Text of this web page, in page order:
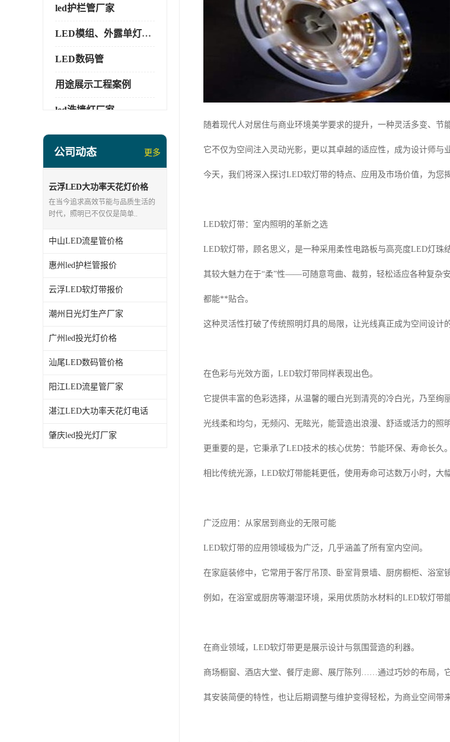
led护栏管厂家
LED模组、外露单灯系列
LED数码管
用途展示工程案例
led洗墙灯厂家
led投光灯厂家
LED流星管系列
led点光源厂家
公司动态 更多
云浮LED大功率天花灯价格
在当今追求高效节能与品质生活的
时代，照明已不仅仅是简单..
中山LED流星管价格
惠州led护栏管报价
云浮LED软灯带报价
潮州日光灯生产厂家
广州led投光灯价格
汕尾LED数码管价格
阳江LED流星管厂家
湛江LED大功率天花灯电话
肇庆led投光灯厂家
随着现代人对居住与商业环境美学要求的提升，一种灵活多变、
它不仅为空间注入灵动光影，更以其卓越的适应性，成为设计师与
今天，我们将深入探讨LED软灯带的特点、应用及市场价值，为您
LED软灯带：室内照明的革新之选
LED软灯带，顾名思义，是一种采用柔性电路板与高亮度LED灯珠
其较大魅力在于“柔”性——可随意弯曲、裁剪，轻松适应各种复杂
都能**贴合。
这种灵活性打破了传统照明灯具的局限，让光线真正成为空间设计
在色彩与光效方面，LED软灯带同样表现出色。
它提供丰富的色彩选择，从温馨的暖白光到清亮的冷白光，乃至绚
光线柔和均匀，无频闪、无眩光，能营造出浪漫、舒适或活力的照
更重要的是，它秉承了LED技术的核心优势：节能环保、寿命长久。
相比传统光源，LED软灯带能耗更低，使用寿命可达数万小时，大
广泛应用：从家居到商业的无限可能
LED软灯带的应用领域极为广泛，几乎涵盖了所有室内空间。
在家庭装修中，它常用于客厅吊顶、卧室背景墙、厨房橱柜、浴室
例如，在浴室或厨房等潮湿环境，采用优质防水材料的LED软灯带
在商业领域，LED软灯带更是展示设计与氛围营造的利器。
商场橱窗、酒店大堂、餐厅走廊、展厅陈列……通过巧妙的布局，
其安装简便的特性，也让后期调整与维护变得轻松，为商业空间带